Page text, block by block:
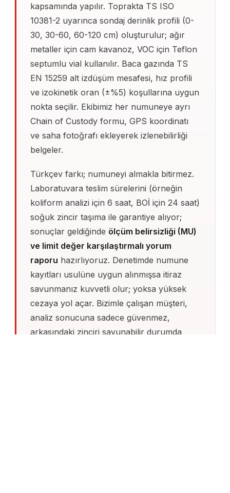
kapsamında yapılır. Toprakta TS ISO
10381-2 uyarınca sondaj derinlik profili (0-
30, 30-60, 60-120 cm) oluşturulur; ağır
metaller için cam kavanoz, VOC için Teflon
septumlu vial kullanılır. Baca gazında TS
EN 15259 alt izdüşüm mesafesi, hız profili
ve izokinetik oran (±%5) koşullarına uygun
nokta seçilir. Ekibimiz her numuneye ayrı
Chain of Custody formu, GPS koordinatı
ve saha fotoğrafı ekleyerek izlenebilirliği
belgeler.
Türkçev farkı; numuneyi almakla bitirmez.
Laboratuvara teslim sürelerini (örneğin
koliform analizi için 6 saat, BOİ için 24 saat)
soğuk zincir taşıma ile garantiye alıyor;
sonuçlar geldiğinde ölçüm belirsizliği (MU)
ve limit değer karşılaştırmalı yorum
raporu hazırlıyoruz. Denetimde numune
kayıtları usulüne uygun alınmışsa itiraz
savunmanız kuvvetli olur; yoksa yüksek
cezaya yol açar. Bizimle çalışan müşteri,
analiz sonucuna sadece güvenmez,
arkasındaki zinciri savunabilir durumda